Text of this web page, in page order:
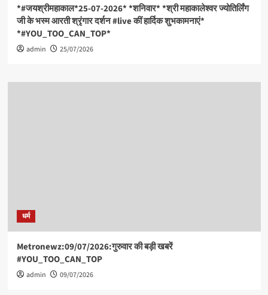
*#जयश्रीमहाकाल*25-07-2026* *शनिवार* *श्री महाकालेश्वर ज्योतिर्लिंग
जी के भस्म आरती श्रृंगार दर्शन #live कीं हार्दिक शुभकामनाएं*
*#YOU_TOO_CAN_TOP*
admin 25/07/2026
धर्म
Metronewz:09/07/2026:गुरुवार की बड़ी खबरें
#YOU_TOO_CAN_TOP
admin 09/07/2026